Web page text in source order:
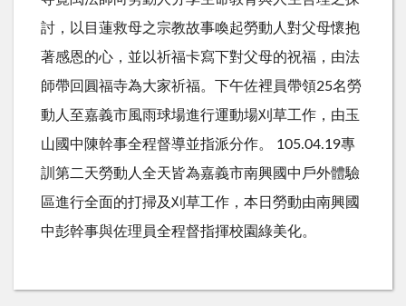
討，以目蓮救母之宗教故事喚起勞動人對父母懷抱
著感恩的心，並以祈福卡寫下對父母的祝福，由法
師帶回圓福寺為大家祈福。下午佐裡員帶領25名勞
動人至嘉義市風雨球場進行運動場刈草工作，由玉
山國中陳幹事全程督導並指派分作。 105.04.19專
訓第二天勞動人全天皆為嘉義市南興國中戶外體驗
區進行全面的打掃及刈草工作，本日勞動由南興國
中彭幹事與佐理員全程督指揮校園綠美化。